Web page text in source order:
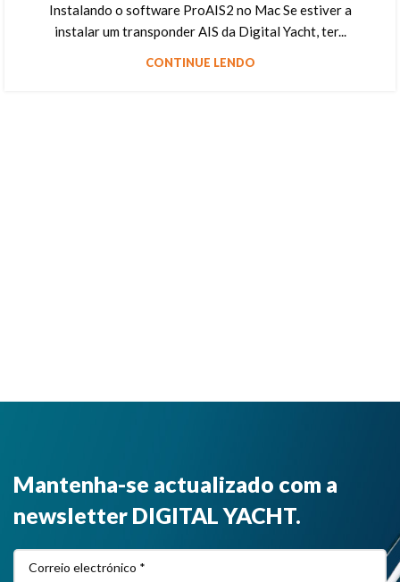
Instalando o software ProAIS2 no Mac Se estiver a
instalar um transponder AIS da Digital Yacht, ter...
CONTINUE LENDO
Mantenha-se actualizado com a
newsletter DIGITAL YACHT.